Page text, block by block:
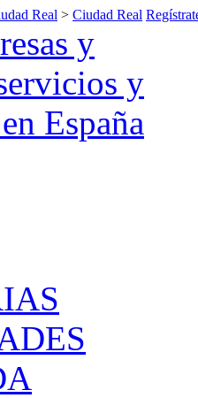
Real > Ciudad Real